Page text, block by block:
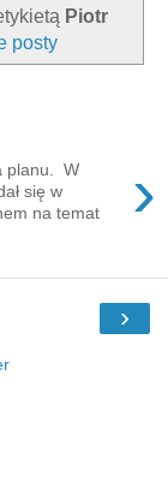
Piotr
posty
›
planu. W
się w
na temat
›